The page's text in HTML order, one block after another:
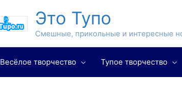
Это Тупо
Смешные, прикольные и интересные
Весёлое творчество Тупое творчество